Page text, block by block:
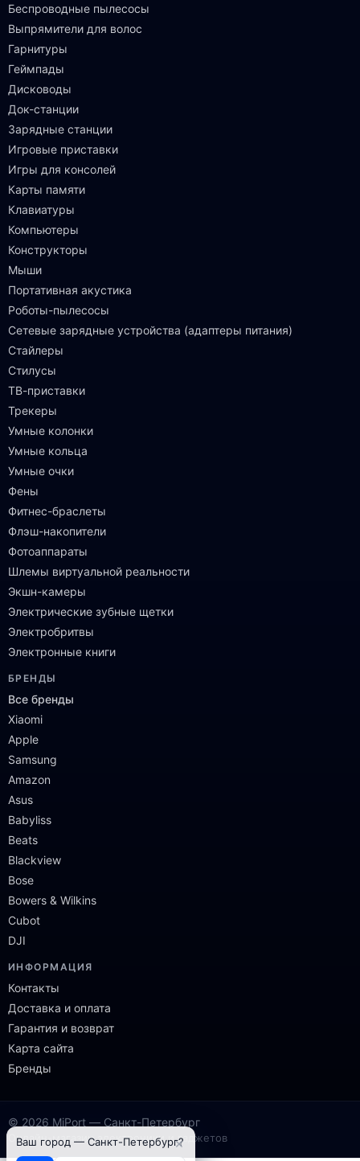
Беспроводные пылесосы
Выпрямители для волос
Гарнитуры
Геймпады
Дисководы
Док-станции
Зарядные станции
Игровые приставки
Игры для консолей
Карты памяти
Клавиатуры
Компьютеры
Конструкторы
Мыши
Портативная акустика
Роботы-пылесосы
Сетевые зарядные устройства (адаптеры питания)
Стайлеры
Стилусы
ТВ-приставки
Трекеры
Умные колонки
Умные кольца
Умные очки
Фены
Фитнес-браслеты
Флэш-накопители
Фотоаппараты
Шлемы виртуальной реальности
Экшн-камеры
Электрические зубные щетки
Электробритвы
Электронные книги
БРЕНДЫ
Все бренды
Xiaomi
Apple
Samsung
Amazon
Asus
Babyliss
Beats
Blackview
Bose
Bowers & Wilkins
Cubot
DJI
ИНФОРМАЦИЯ
Контакты
Доставка и оплата
Гарантия и возврат
Карта сайта
Бренды
© 2026 MiPort — Санкт-Петербург
Онлайн-магазин электроники и гаджетов
Ваш город — Санкт-Петербург?
×